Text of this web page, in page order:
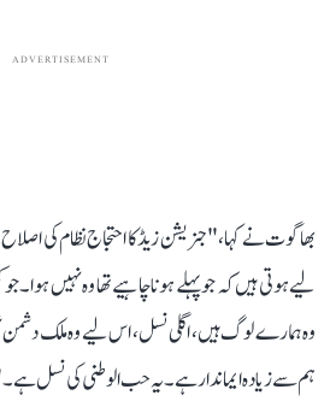
ADVERTISEMENT
بھاگوت نے کہا، " جنریشن زیڈ کا احتجاج نظام کی
لیے ہوتی ہیں کہ جو پہلے ہونا چاہیے تھا وہ نہیں
وہ ہمارے لوگ ہیں، اگلی نسل، اس لیے وہ ملک دشمن
ہم سے زیادہ ایماندار ہے۔ یہ حب الوطنی کی نسل